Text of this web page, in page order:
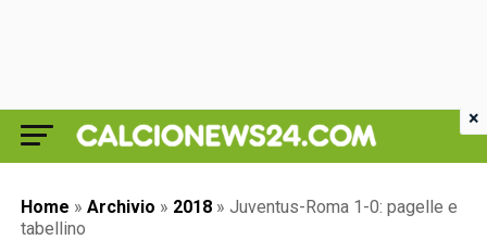
Home » Archivio » 2018 » Juventus-Roma 1-0: pagelle e
tabellino
×